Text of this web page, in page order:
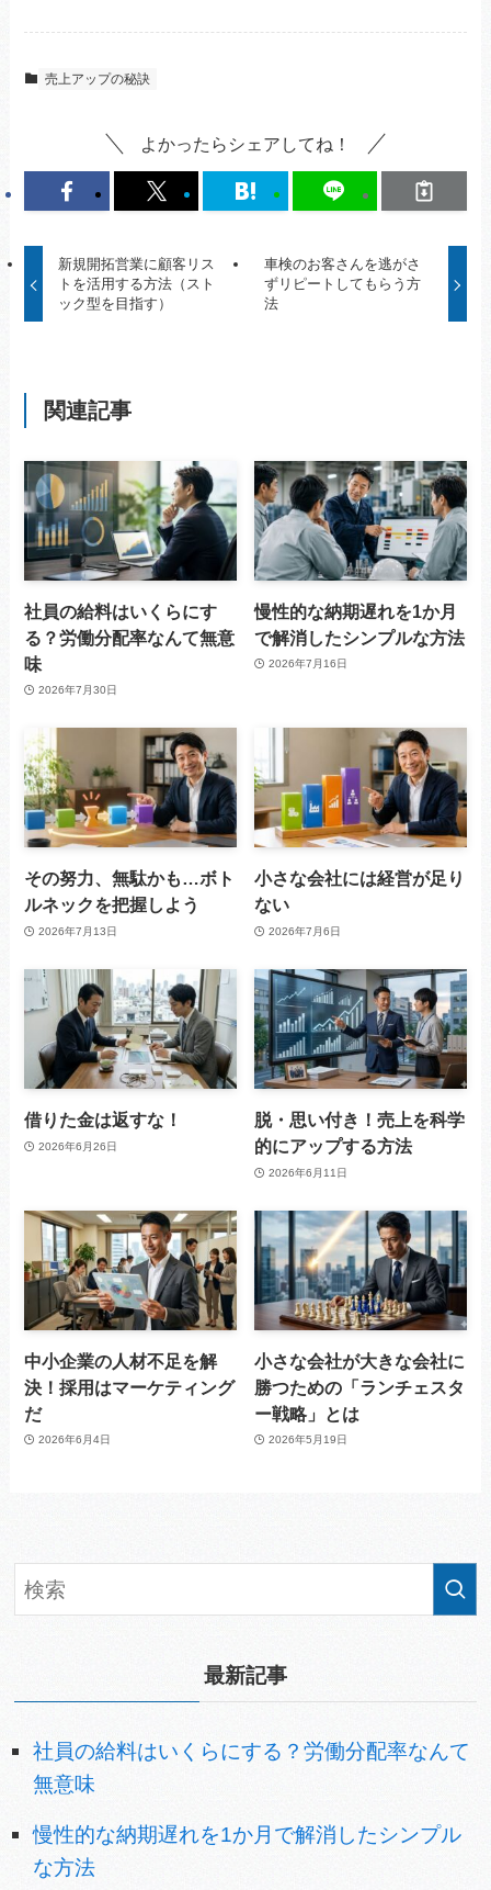
売上アップの秘訣
よかったらシェアしてね！
新規開拓営業に顧客リス
トを活用する方法（スト
ック型を目指す）
車検のお客さんを逃がさ
ずリピートしてもらう方
法
関連記事
社員の給料はいくらにす
る？労働分配率なんて無意
味
2026年7月30日
慢性的な納期遅れを1か月
で解消したシンプルな方法
2026年7月16日
その努力、無駄かも…ボト
ルネックを把握しよう
2026年7月13日
小さな会社には経営が足り
ない
2026年7月6日
借りた金は返すな！
2026年6月26日
脱・思い付き！売上を科学
的にアップする方法
2026年6月11日
中小企業の人材不足を解
決！採用はマーケティング
だ
2026年6月4日
小さな会社が大きな会社に
勝つための「ランチェスタ
ー戦略」とは
2026年5月19日
最新記事
社員の給料はいくらにする？労働分配率なんて
無意味
慢性的な納期遅れを1か月で解消したシンプル
な方法